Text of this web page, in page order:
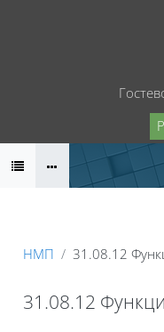
Перейти к основному
НМП 31.08.12
31.08.12